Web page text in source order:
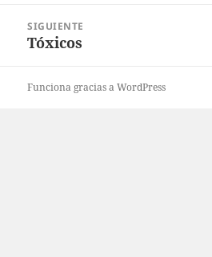
SIGUIENTE
Entrada
Tóxicos
Funciona gracias a WordPress